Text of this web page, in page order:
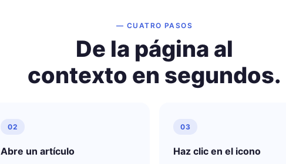
— CUATRO PASOS
De la página al
contexto en segundos.
02
Abre un artículo
03
Haz clic en el icono